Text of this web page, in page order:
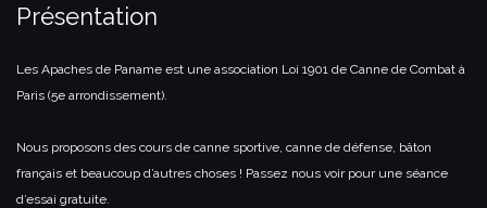
Présentation
Les Apaches de Paname est une association Loi 1901 de Canne de Combat à
Paris (5e arrondissement).
Nous proposons des cours de canne sportive, canne de défense, bâton
français et beaucoup d’autres choses ! Passez nous voir pour une séance
d’essai gratuite.